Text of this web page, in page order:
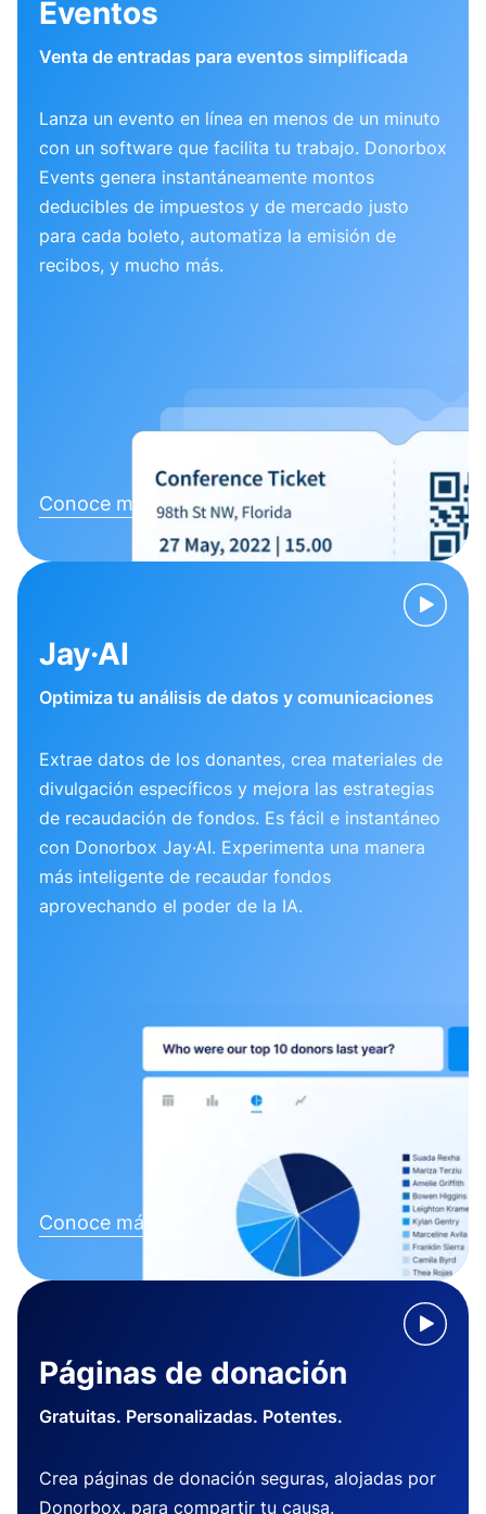
Eventos
Venta de entradas para eventos simplificada
Lanza un evento en línea en menos de un minuto
con un software que facilita tu trabajo. Donorbox
Events genera instantáneamente montos
deducibles de impuestos y de mercado justo
para cada boleto, automatiza la emisión de
recibos, y mucho más.
Conoce más
Jay·AI
Optimiza tu análisis de datos y comunicaciones
Extrae datos de los donantes, crea materiales de
divulgación específicos y mejora las estrategias
de recaudación de fondos. Es fácil e instantáneo
con Donorbox Jay·AI. Experimenta una manera
más inteligente de recaudar fondos
aprovechando el poder de la IA.
Conoce más
Páginas de donación
Gratuitas. Personalizadas. Potentes.
Crea páginas de donación seguras, alojadas por
Donorbox, para compartir tu causa.